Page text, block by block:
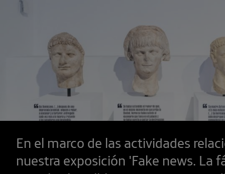
En el marco de las actividades
nuestra exposición 'Fake news. La